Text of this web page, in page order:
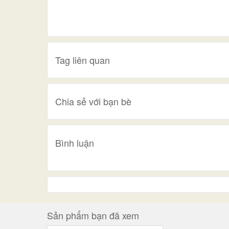
Tag liên quan
Chia sẻ với bạn bè
Bình luận
Sản phẩm bạn đã xem